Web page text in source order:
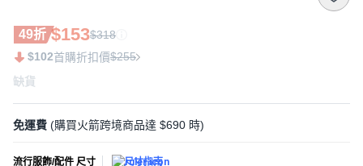
49折 $153$318
$102首購折扣價$255
缺貨
免運費 (購買火箭跨境商品達 $690 時)
流行服飾/配件 尺寸 尺寸指南